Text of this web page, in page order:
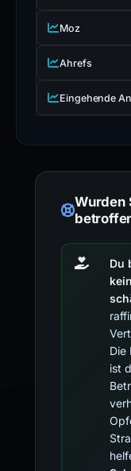
Moz
Ahrefs
Eingehende
Wurden
Du
Die
ist